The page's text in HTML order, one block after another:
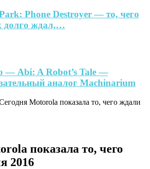
Phone Destroyer — то, чего
долго ждал,…
— Abi: A Robot’s Tale —
аналог Machinarium
Motorola показала то, чего ждали
показала то, чего
2016